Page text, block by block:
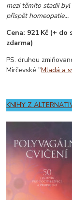
mezi těmito stadii
přispět homeopatie...
Cena: 921 Kč (+
zdarma)
PS. druhou
Mirčevské "Mladá a
KNIHY Z